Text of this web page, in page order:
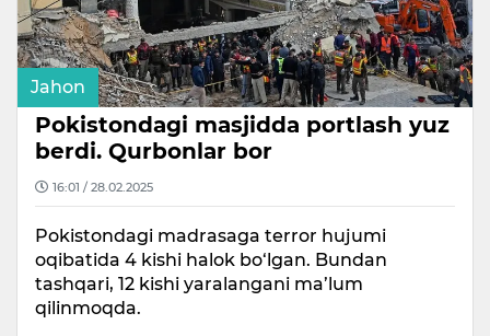
Jahon
Pokistondagi masjidda portlash yuz
berdi. Qurbonlar bor
16:01 / 28.02.2025
Pokistondagi madrasaga terror hujumi
oqibatida 4 kishi halok bo‘lgan. Bundan
tashqari, 12 kishi yaralangani ma’lum
qilinmoqda.